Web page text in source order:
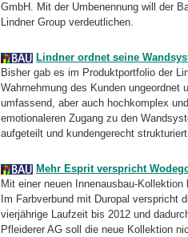
GmbH. Mit der Umbenennung will der
Lindner Group verdeutlichen.
Lindner ordnet seine
Bisher gab es im Produktportfolio der
Wahrnehmung des Kunden
umfassend, aber auch hochkomplex
emotionaleren Zugang zu den
aufgeteilt und kundengerecht
Mehr Esprit verspricht
Mit einer neuen Innenausbau-
Im Farbverbund mit Duropal verspricht
vierjährige Laufzeit bis 2012 und
Pfleiderer AG soll die neue Kollektion